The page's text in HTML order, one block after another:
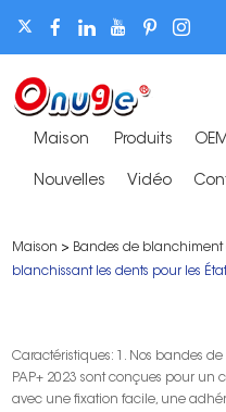
Maison Produits
Nouvelles Vidéo
Maison > Bandes de blanchiment
blanchissant les dents pour les
Caractéristiques: 1. Nos bandes
PAP+ 2023 sont conçues pour un
avec une fixation facile, une